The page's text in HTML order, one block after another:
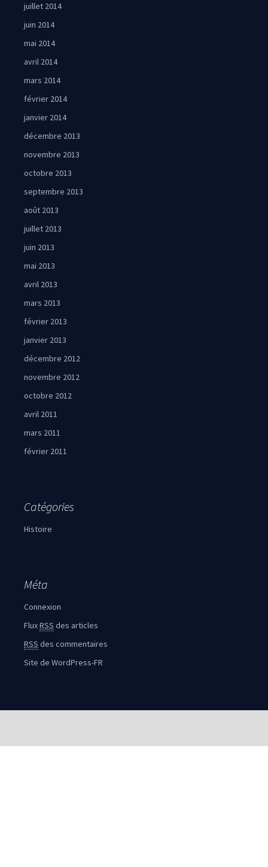
juillet 2014
juin 2014
mai 2014
avril 2014
mars 2014
février 2014
janvier 2014
décembre 2013
novembre 2013
octobre 2013
septembre 2013
août 2013
juillet 2013
juin 2013
mai 2013
avril 2013
mars 2013
février 2013
janvier 2013
décembre 2012
novembre 2012
octobre 2012
avril 2011
mars 2011
février 2011
Catégories
Histoire
Méta
Connexion
FluxRSS des articles
RSS des commentaires
Site de WordPress-FR